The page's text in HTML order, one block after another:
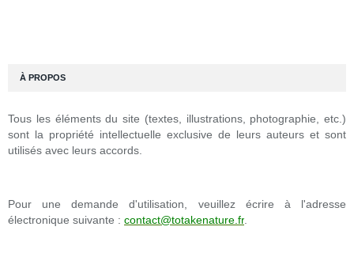
À PROPOS
Tous les éléments du site (textes, illustrations, photographie, etc.)
sont la propriété intellectuelle exclusive de leurs auteurs et sont
utilisés avec leurs accords.
Pour une demande d'utilisation, veuillez écrire à l'adresse
électronique suivante : contact@totakenature.fr